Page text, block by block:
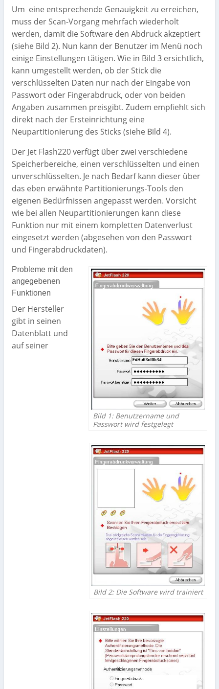
Um eine entsprechende Genauigkeit zu erreichen,
muss der Scan-Vorgang mehrfach wiederholt
werden, damit die Software den Abdruck akzeptiert
(siehe Bild 2). Nun kann der Benutzer im Menü noch
einige Einstellungen tätigen. Wie in Bild 3 ersichtlich,
kann umgestellt werden, ob der Stick die
verschlüsselten Daten nur nach der Eingabe von
Passwort oder Fingerabdruck, oder von beiden
Angaben zusammen preisgibt. Zudem empfiehlt sich
direkt nach der Ersteinrichtung eine
Neupartitionierung des Sticks (siehe Bild 4).
Der Jet Flash220 verfügt über zwei verschiedene
Speicherbereiche, einen verschlüsselten und einen
unverschlüsselten. Je nach Bedarf kann dieser über
das eben erwähnte Partitionierungs-Tools den
eigenen Bedürfnissen angepasst werden. Vorsicht
wie bei allen Neupartitionierungen kann diese
Funktion nur mit einem kompletten Datenverlust
eingesetzt werden (abgesehen von den Passwort
und Fingerabdruckdaten).
Bild 1: Benutzername und
Passwort wird festgelegt
Bild 2: Die Software wird trainiert
Probleme mit den
angegebenen
Funktionen
Der Hersteller
gibt in seinen
Datenblatt und
auf seiner